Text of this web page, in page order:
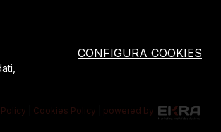
Cookies Policy powered by
CONFIGURA COOKIES